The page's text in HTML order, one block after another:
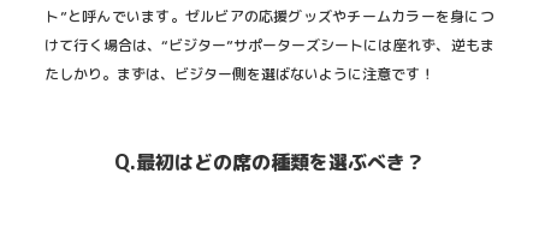
ト”と呼んでいます。ゼルビアの応援グッズやチームカラーを身につ
けて行く場合は、“ビジター”サポーターズシートには座れず、逆もま
たしかり。まずは、ビジター側を選ばないように注意です！
Q.最初はどの席の種類を選ぶべき？